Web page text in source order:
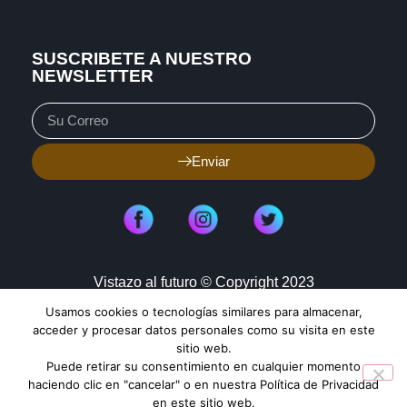
SUSCRIBETE A NUESTRO
NEWSLETTER
Enviar
Vistazo al futuro © Copyright 2023
Aviso de Privacidad
Política de Cookies
Mapa de Sitio
Usamos cookies o tecnologías similares para almacenar,
acceder y procesar datos personales como su visita en este
sitio web.
Puede retirar su consentimiento en cualquier momento
haciendo clic en "cancelar" o en nuestra Política de Privacidad
en este sitio web.